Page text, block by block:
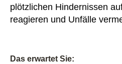
plötzlichen Hindernissen
reagieren und Unfälle
Das erwartet Sie: